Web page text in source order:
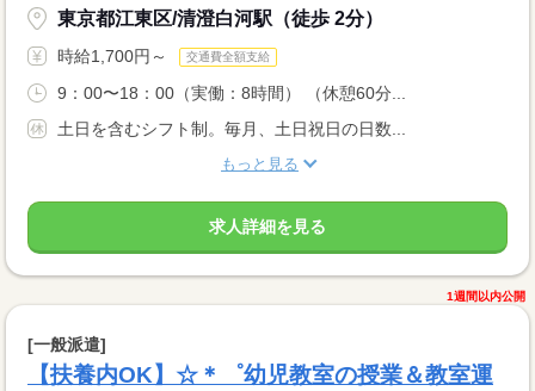
東京都江東区/清澄白河駅（徒歩 2分）
時給1,700円～ 交通費全額支給
9：00〜18：00（実働：8時間） （休憩60分...
土日を含むシフト制。毎月、土日祝日の日数...
もっと見る
求人詳細を見る
1週間以内公開
[一般派遣]
【扶養内OK】☆＊゜幼児教室の授業＆教室運